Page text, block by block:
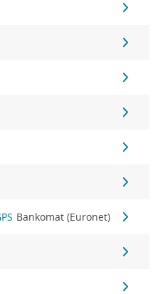
Bankomat (Euronet)